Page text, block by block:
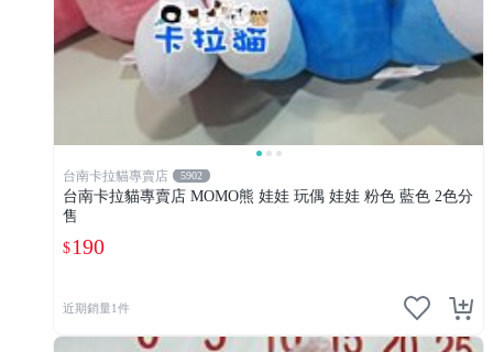
台南卡拉貓專賣店 5902
台南卡拉貓專賣店 MOMO熊 娃娃 玩偶 娃娃 粉色 藍色 2色分
售
$190
近期銷量1件